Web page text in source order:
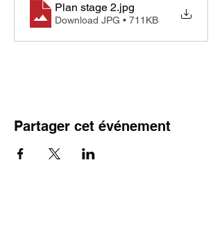
Plan stage 2.jpg
Download JPG • 711KB
Partager cet événement